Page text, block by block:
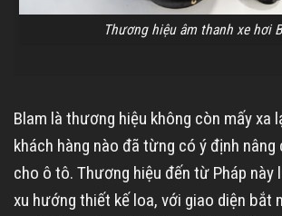
Thương hiệu âm thanh xe hơi
Blam là thương hiệu không còn mấy xa
khách hàng nào đã từng có ý định nâng
cho ô tô. Thương hiệu đến từ Pháp này
xu hướng thiết kế loa, với giao diện bắt